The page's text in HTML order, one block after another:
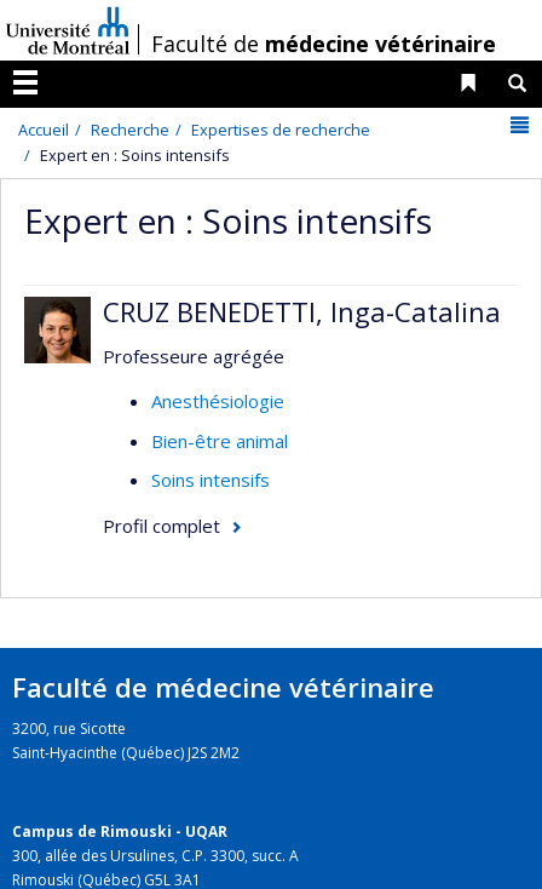
au
contenu
/Faculté de médecine vétérinaire
Menu
Liens
Accueil Recherche
Expertises de recherche
Expert en : Soins intensifs
Expert en : Soins intensifs
CRUZ BENEDETTI, Inga-Catalina
Professeure agrégée
Anesthésiologie
Bien-être animal
Soins intensifs
Profil complet
Faculté de médecine vétérinaire
3200, rue Sicotte
Saint-Hyacinthe (Québec) J2S 2M2
Campus de Rimouski - UQAR
300, allée des Ursulines, C.P. 3300, succ. A
Rimouski (Québec) G5L 3A1